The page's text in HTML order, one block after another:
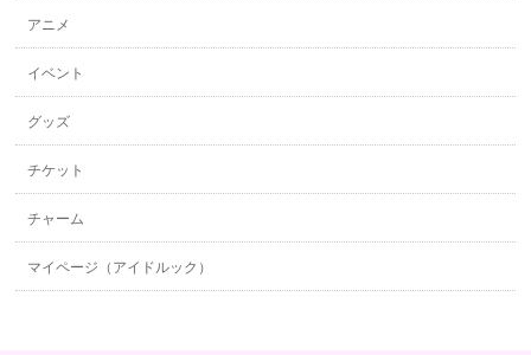
アニメ
イベント
グッズ
チケット
チャーム
マイページ（アイドルック）